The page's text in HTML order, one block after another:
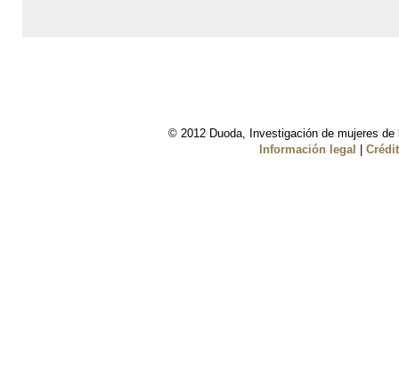
© 2012 Duoda, Investigación de mujeres
Información legal